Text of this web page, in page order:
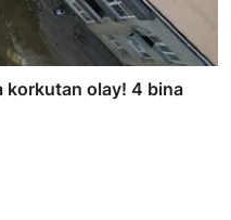
korkutan olay! 4 bina